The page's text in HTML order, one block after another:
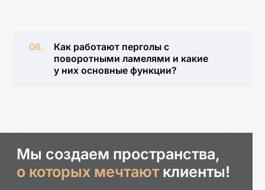
Как работают перголы с
поворотными ламелями и какие
у них основные функции?
Мы создаем пространства,
о которых мечтаютклиенты!